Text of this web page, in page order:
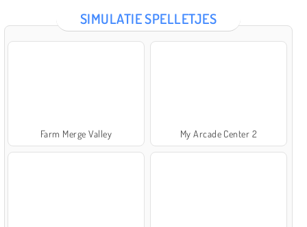
SIMULATIE SPELLETJES
Farm Merge Valley My Arcade Center 2